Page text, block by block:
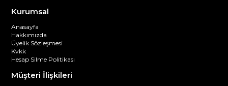
Kurumsal
Anasayfa
Hakkımızda
Üyelik Sözleşmesi
Kvkk
Hesap Silme Politikası
Müşteri İlişkileri